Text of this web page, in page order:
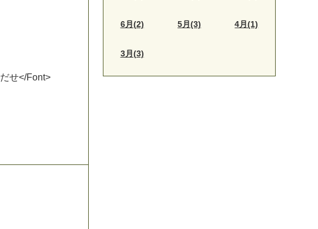
だせ</Font>
6月(2) 5月(3) 4月(1)
3月(3)